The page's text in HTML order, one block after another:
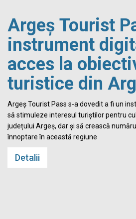
Argeș Tourist
instrument
acces la
turistice din
Argeș Tourist Pass s-a dovedit a fi un
să stimuleze interesul turiștilor pentru
județului Argeș, dar și să crească
înnoptare în această regiune
Detalii